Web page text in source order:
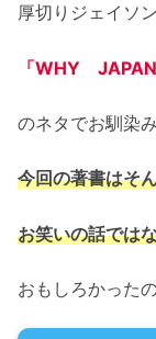
厚切りジェイソ
「WHY
のネタでお馴染
今回の著書はそ
お笑いの話では
おもしろかった